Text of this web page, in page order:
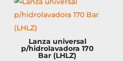
Lanza universal
p/hidrolavadora 170
Bar (LHLZ)